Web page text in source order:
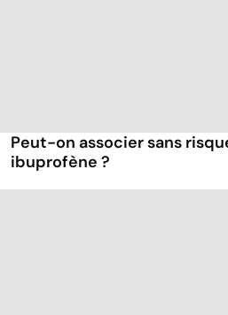
Peut-on associer sans
ibuprofène ?